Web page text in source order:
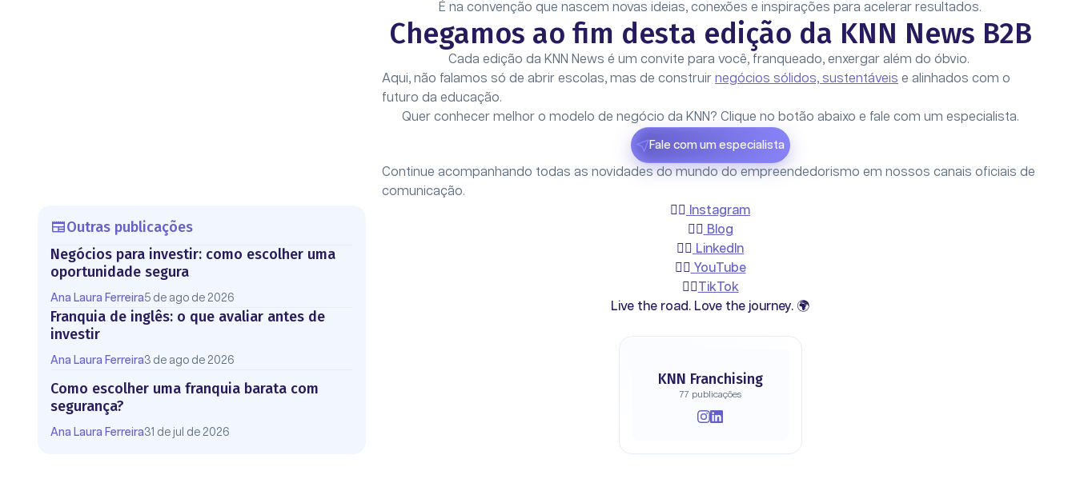
Outras publicações
Negócios para investir: como escolher uma
oportunidade segura
Ana Laura Ferreira5 de ago de 2026
Franquia de inglês: o que avaliar antes de
investir
Ana Laura Ferreira3 de ago de 2026
Como escolher uma franquia barata com
segurança?
Ana Laura Ferreira31 de jul de 2026
É na convenção que nascem novas ideias, conexões e inspirações para acelerar resultados.
Chegamos ao fim desta edição da KNN News B2B
Cada edição da KNN News é um convite para você, franqueado, enxergar além do óbvio.
Aqui, não falamos só de abrir escolas, mas de construir negócios sólidos, sustentáveis e alinhados com o
futuro da educação.
Quer conhecer melhor o modelo de negócio da KNN? Clique no botão abaixo e fale com um especialista.
Fale com um especialista
Continue acompanhando todas as novidades do mundo do empreendedorismo em nossos canais oficiais de
comunicação.
👉🏻 Instagram
👉🏻 Blog
👉🏻 LinkedIn
👉🏻 YouTube
👉🏻TikTok
Live the road. Love the journey. 🌍
KNN Franchising
77 publicações